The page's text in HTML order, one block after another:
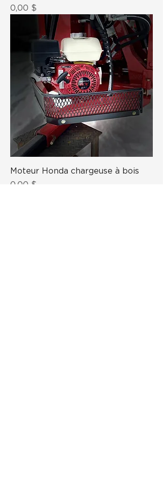
Prix
0,00 $
Moteur Honda chargeuse à bois
Prix
0,00 $